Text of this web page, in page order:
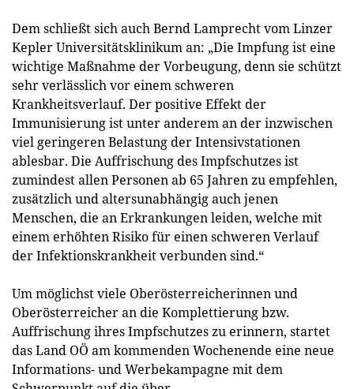
Dem schließt sich auch Bernd Lamprecht vom Linzer
Kepler Universitätsklinikum an: „Die Impfung ist eine
wichtige Maßnahme der Vorbeugung, denn sie schützt
sehr verlässlich vor einem schweren
Krankheitsverlauf. Der positive Effekt der
Immunisierung ist unter anderem an der inzwischen
viel geringeren Belastung der Intensivstationen
ablesbar. Die Auffrischung des Impfschutzes ist
zumindest allen Personen ab 65 Jahren zu empfehlen,
zusätzlich und altersunabhängig auch jenen
Menschen, die an Erkrankungen leiden, welche mit
einem erhöhten Risiko für einen schweren Verlauf
der Infektionskrankheit verbunden sind.“
Um möglichst viele Oberösterreicherinnen und
Oberösterreicher an die Komplettierung bzw.
Auffrischung ihres Impfschutzes zu erinnern, startet
das Land OÖ am kommenden Wochenende eine neue
Informations- und Werbekampagne mit dem